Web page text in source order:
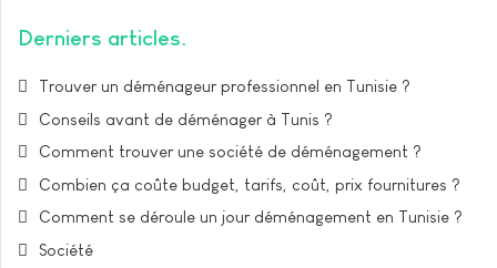
Derniers articles
Trouver un déménageur professionnel en Tunisie ?
Conseils avant de déménager à Tunis ?
Comment trouver une société de déménagement ?
Combien ça coûte budget, tarifs, coût, prix fournitures ?
Comment se déroule un jour déménagement en Tunisie ?
Société